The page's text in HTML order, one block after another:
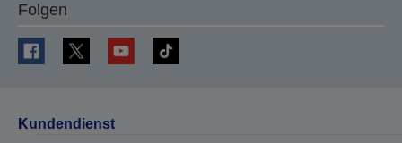
Folgen
Kundendienst